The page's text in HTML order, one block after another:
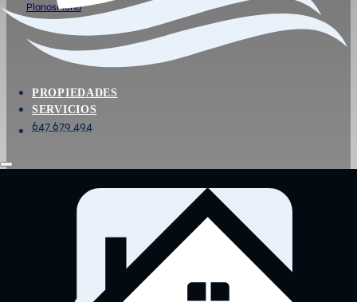
PROPIEDADES
SERVICIOS
647 679 494
PlanosFicha